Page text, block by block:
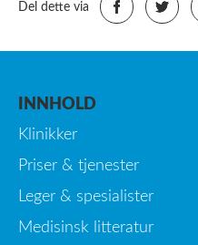
Del dette via
INNHOLD
Klinikker
Priser & tjenester
Leger & spesialister
Medisinsk litteratur